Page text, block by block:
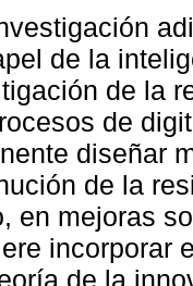
de la
de la
de
diseñar
de la
en mejoras
incorporar